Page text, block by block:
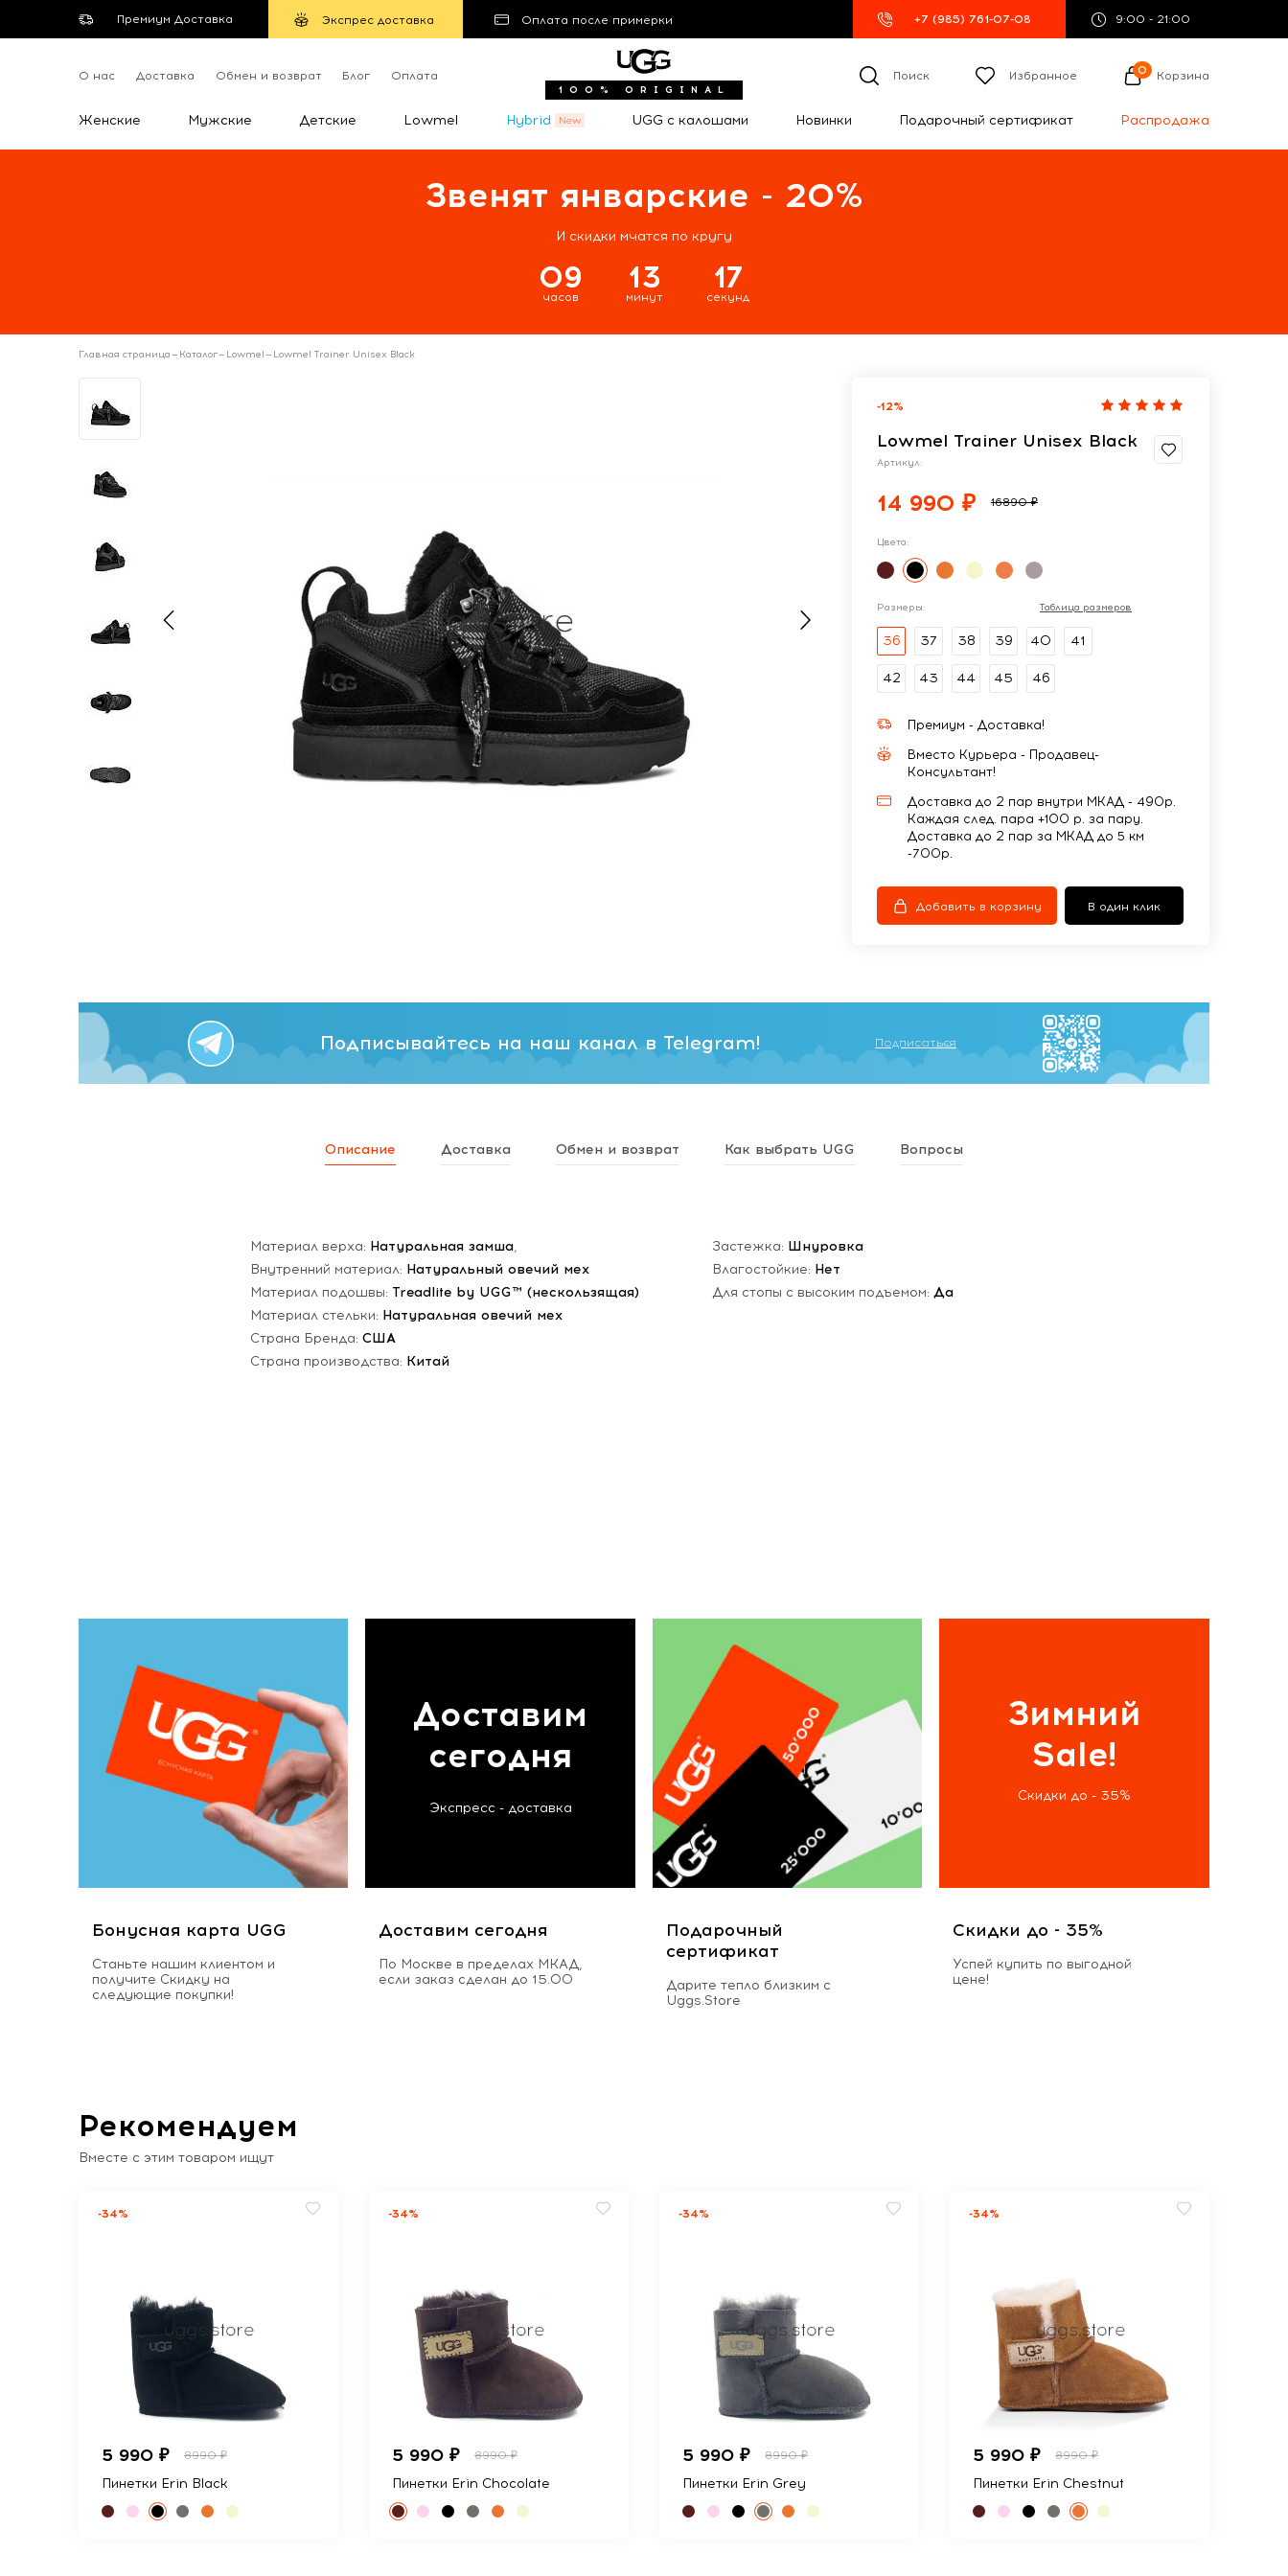
Премиум Доставка Экспрес доставка Оплата после примерки +7 (985) 761-07-08 9:00 - 21:00
О нас Доставка Обмен и возврат Блог Оплата
100% ORIGINAL
Поиск Избранное 0 Корзина
Женские Мужские Детские Lowmel Hybrid UGG с калошами Новинки Подарочный сертификат Распродажа
Звенят январские - 20%
И скидки мчатся по кругу
09
часов
13
минут
16
секунд
Главная страница— Каталог— Lowmel— Lowmel Trainer Unisex Black
-12%
Lowmel Trainer Unisex Black
Артикул:
14 990 ₽ 16890 ₽
Цвета:
Размеры: Таблица размеров
36 37 38 39 40 41
42 43 44 45 46
Премиум - Доставка!
Вместо Курьера - Продавец-
Консультант!
Доставка до 2 пар внутри МКАД - 490р.
Каждая след. пара +100 р. за пару.
Доставка до 2 пар за МКАД до 5 км
-700р.
Добавить в корзину В один клик
Подписывайтесь на наш канал в Telegram! Подписаться
Описание Доставка Обмен и возврат Как выбрать UGG Вопросы
Материал верха: Натуральная замша,
Внутренний материал: Натуральный овечий мех
Материал подошвы: Treadlite by UGG™ (нескользящая)
Материал стельки: Натуральная овечий мех
Страна Бренда: США
Страна производства: Китай
Застежка: Шнуровка
Влагостойкие: Нет
Для стопы с высоким подъемом: Да
Бонусная карта UGG
Станьте нашим клиентом и
получите Скидку на
следующие покупки!
Доставим
сегодня
Экспресс - доставка
Доставим сегодня
По Москве в пределах МКАД,
если заказ сделан до 15.00
Подарочный
сертификат
Дарите тепло близким с
Uggs.Store
Зимний
Sale!
Скидки до - 35%
Скидки до - 35%
Успей купить по выгодной
цене!
Рекомендуем
Вместе с этим товаром ищут
-34%
5 990 ₽ 8990 ₽
Пинетки Erin Black
-34%
5 990 ₽ 8990 ₽
Пинетки Erin Chocolate
-34%
5 990 ₽ 8990 ₽
Пинетки Erin Grey
-34%
5 990 ₽ 8990 ₽
Пинетки Erin Chestnut